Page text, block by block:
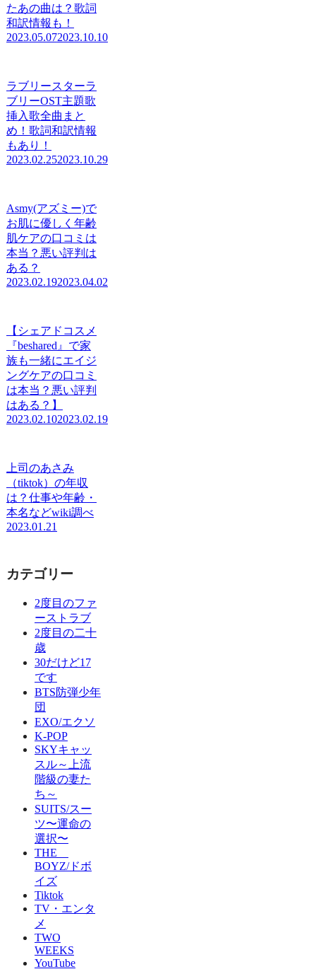
たあの曲は？歌詞
和訳情報も！
2023.05.072023.10.10
ラブリースターラ
ブリーOST主題歌
挿入歌全曲まと
め！歌詞和訳情報
もあり！
2023.02.252023.10.29
Asmy(アズミー)で
お肌に優しく年齢
肌ケアの口コミは
本当？悪い評判は
ある？
2023.02.192023.04.02
【シェアドコスメ
『beshared』で家
族も一緒にエイジ
ングケアの口コミ
は本当？悪い評判
はある？】
2023.02.102023.02.19
上司のあさみ
（tiktok）の年収
は？仕事や年齢・
本名などwiki調べ
2023.01.21
カテゴリー
2度目のファ
ーストラブ
2度目の二十
歳
30だけど17
です
BTS防弾少年
団
EXO/エクソ
K-POP
SKYキャッ
スル～上流
階級の妻た
ち～
SUITS/スー
ツ〜運命の
選択〜
THE
BOYZ/ドボ
イズ
Tiktok
TV・エンタ
メ
TWO
WEEKS
YouTube